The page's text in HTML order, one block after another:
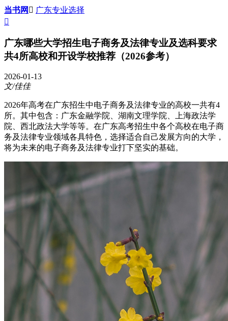
当书网  广东专业选择

广东哪些大学招生电子商务及法律专业及选科要求
共4所高校和开设学校推荐（2026参考）
2026-01-13
文/佳佳
2026年高考在广东招生中电子商务及法律专业的高校一共有4
所。其中包含：广东金融学院、湖南文理学院、上海政法学
院、西北政法大学等等。在广东高考招生中各个高校在电子商
务及法律专业领域各具特色，选择适合自己发展方向的大学，
将为未来的电子商务及法律专业打下坚实的基础。